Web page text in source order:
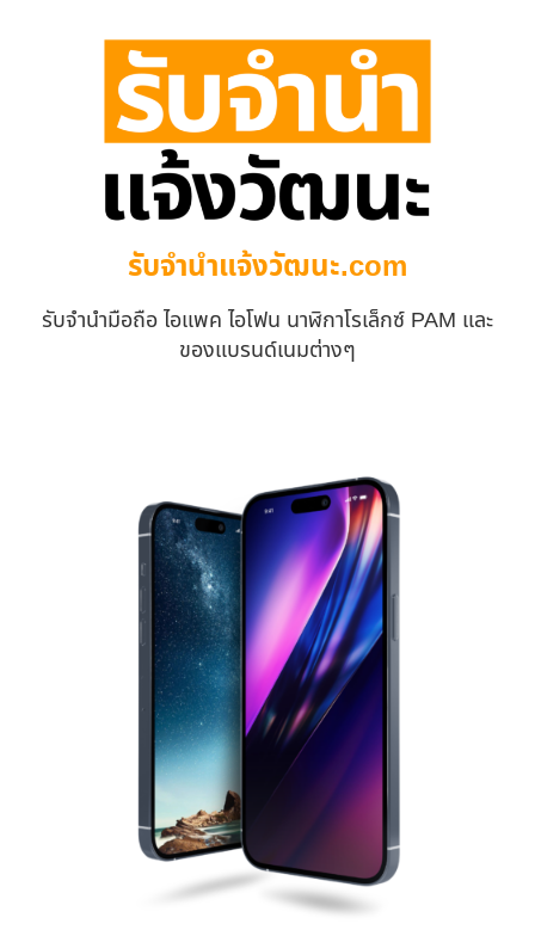
รับจํานําแจ้งวัฒนะ.com
รับจำนำมือถือ ไอแพค ไอโฟน นาฬิกาโรเล็กซ์ PAM และ
ของแบรนด์เนมต่างๆ